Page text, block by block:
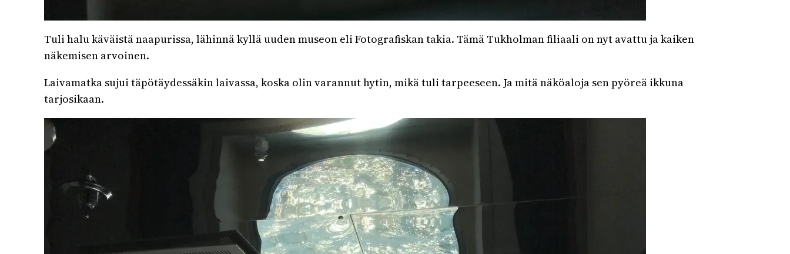
Tuli halu käväistä naapurissa, lähinnä kyllä uuden museon eli Fotografiskan takia. Tämä Tukholman filiaali on nyt avattu ja kaiken
näkemisen arvoinen.
Laivamatka sujui täpötäydessäkin laivassa, koska olin varannut hytin, mikä tuli tarpeeseen. Ja mitä näköaloja sen pyöreä ikkuna
tarjosikaan.